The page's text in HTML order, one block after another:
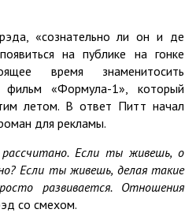
«сознательно ли он и де
на публике на гонке
время знаменитосить
«Формула-1», который
летом. В ответ Питт начал
для рекламы.
Если ты живешь, о
Если ты живешь, делая такие
развивается. Отношения
со смехом.